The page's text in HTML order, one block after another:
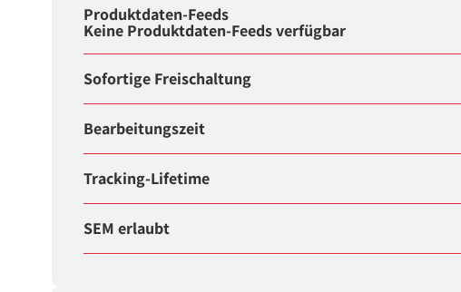
Produktdaten-Feeds
Keine Produktdaten-Feeds verfügbar
Sofortige Freischaltung
Bearbeitungszeit
Tracking-Lifetime
SEM erlaubt